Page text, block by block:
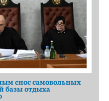
снос самовольных
базы отдыха